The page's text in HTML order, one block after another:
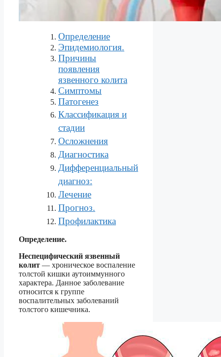
Определение
Эпидемиология.
Причины
появления
язвенного колита
Симптомы
Патогенез
Классификация и
стадии
Осложнения
Диагностика
Дифференциальный
диагноз:
Лечение
Прогноз.
Профилактика
Определение.
Неспецифический язвенный
колит — хроническое воспаление
толстой кишки аутоиммунного
характера. Данное заболевание
относится к группе
воспалительных заболеваний
толстого кишечника.